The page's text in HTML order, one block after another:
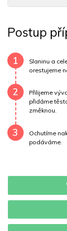
Bílkoviny
Cholesterol
Vitamín B6
Vitamín C
Postup
1
Slaninu a
orestujeme
2
Přilijeme
přidáme
změknou.
3
Ochutíme
podáváme.